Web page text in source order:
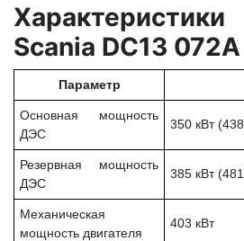
Scania DC13 072A
Параметр
Основная мощность
ДЭС
350 кВт
Резервная мощность
ДЭС
385 кВт
Механическая
мощность двигателя
403 кВт